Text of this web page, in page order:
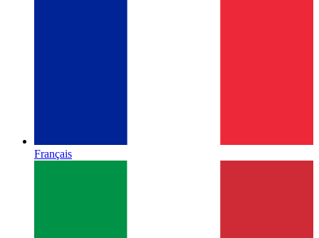
Français